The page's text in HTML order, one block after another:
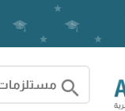
search